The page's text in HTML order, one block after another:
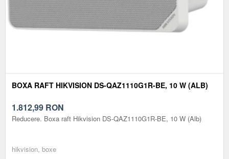
BOXA RAFT HIKVISION DS-QAZ1110G1R-BE, 10 W (ALB)
1.812,99 RON
Reducere. Boxa raft Hikvision DS-QAZ1110G1R-BE, 10 W (Alb)
hikvision, boxe